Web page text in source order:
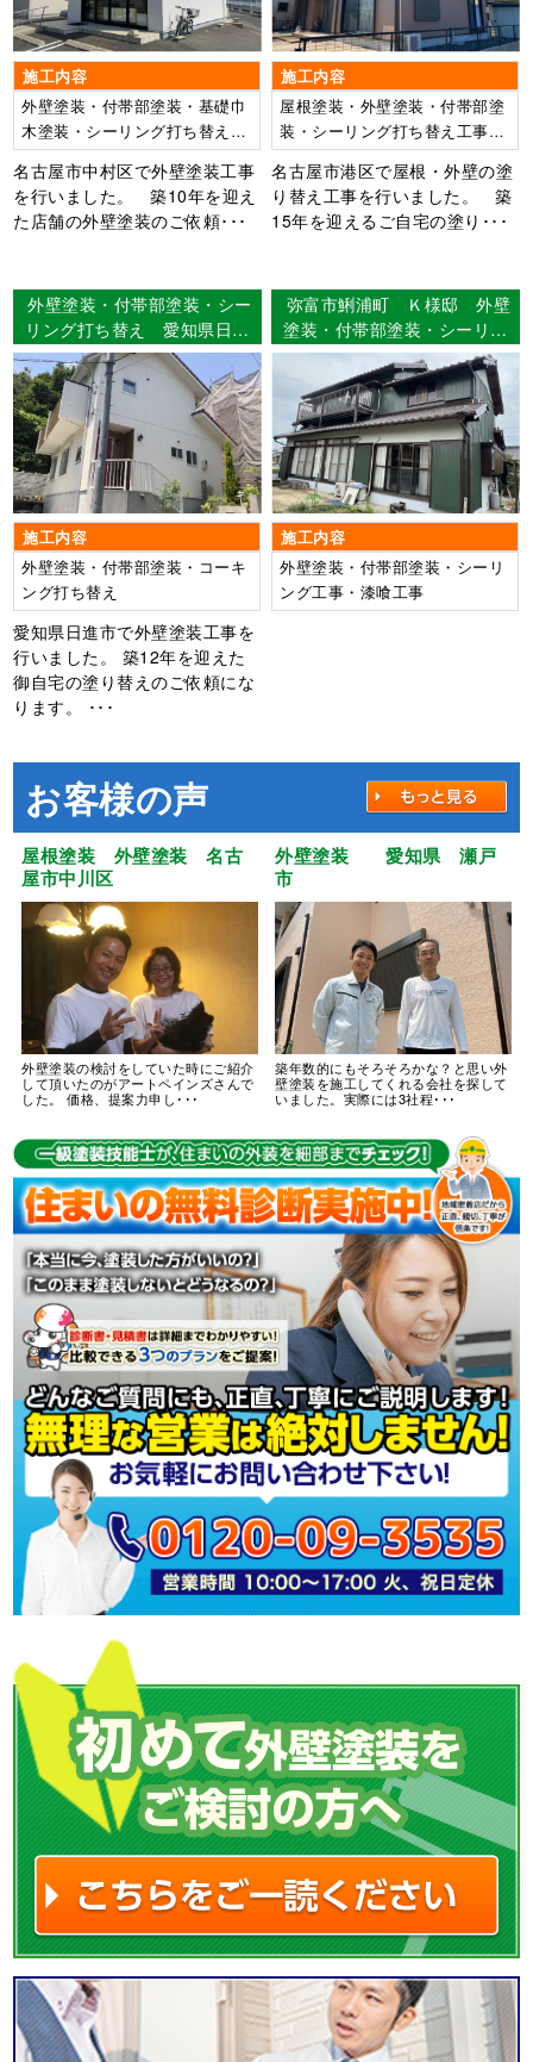
施工内容
外壁塗装・付帯部塗装・基礎巾
木塗装・シーリング打ち替え工
事
名古屋市中村区で外壁塗装工事
を行いました。 築10年を迎え
た店舗の外壁塗装のご依頼･･･
施工内容
屋根塗装・外壁塗装・付帯部塗
装・シーリング打ち替え工事・
ベランダ防水
名古屋市港区で屋根・外壁の塗
り替え工事を行いました。 築
15年を迎えるご自宅の塗り･･･
外壁塗装・付帯部塗装・シー
リング打ち替え 愛知県日進
市 O様邸
施工内容
外壁塗装・付帯部塗装・コーキ
ング打ち替え
愛知県日進市で外壁塗装工事を
行いました。 築12年を迎えた
御自宅の塗り替えのご依頼にな
ります。 ･･･
弥富市鯏浦町 Ｋ様邸 外壁
塗装・付帯部塗装・シーリン
グ工事・漆喰工事 【使用塗
料】外壁：超低汚染リファイ
ン1000si-IR
施工内容
外壁塗装・付帯部塗装・シーリ
ング工事・漆喰工事
お客様の声
屋根塗装 外壁塗装 名古
屋市中川区
外壁塗装の検討をしていた時にご紹介
して頂いたのがアートペインズさんで
した。 価格、提案力申し･･･
外壁塗装 愛知県 瀬戸
市
築年数的にもそろそろかな？と思い外
壁塗装を施工してくれる会社を探して
いました。実際には3社程･･･